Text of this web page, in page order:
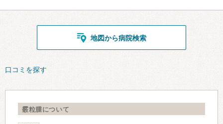
地図から病院検索
口コミを探す
霰粒腫について